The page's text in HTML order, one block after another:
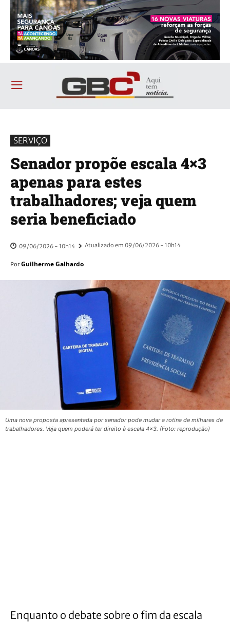
SERVIÇO
Senador propõe escala 4×3
apenas para estes
trabalhadores; veja quem
seria beneficiado
09/06/2026 - 10h14 Atualizado em 09/06/2026 - 10h14
Por Guilherme Galhardo
Uma nova proposta apresentada por senador pode mudar a rotina de milhares de
trabalhadores. Veja quem poderá ter direito à escala 4x3. (Foto: reprodução)
Enquanto o debate sobre o fim da escala